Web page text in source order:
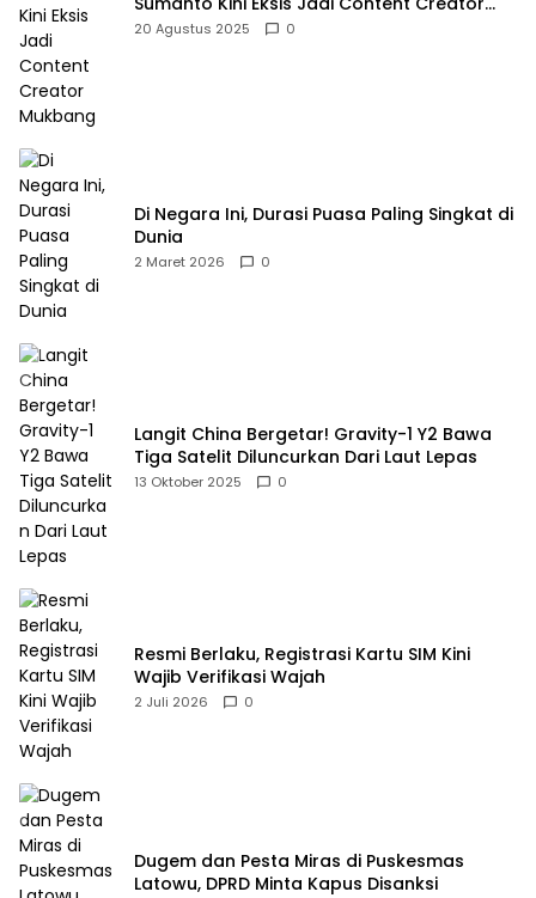
Mukbang
20 Agustus 2025 0
Di Negara Ini, Durasi Puasa Paling Singkat di
Dunia
2 Maret 2026 0
Langit China Bergetar! Gravity-1 Y2 Bawa
Tiga Satelit Diluncurkan Dari Laut Lepas
13 Oktober 2025 0
Resmi Berlaku, Registrasi Kartu SIM Kini
Wajib Verifikasi Wajah
2 Juli 2026 0
Dugem dan Pesta Miras di Puskesmas
Latowu, DPRD Minta Kapus Disanksi